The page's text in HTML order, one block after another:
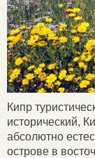
Кипр
исторический,
абсолютно
острове в